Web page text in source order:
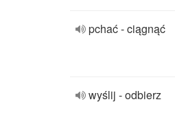
pchać - ciągnąć
wyślij - odbierz